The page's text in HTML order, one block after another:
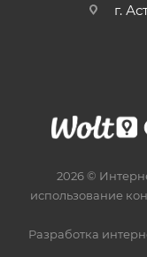
г.
2026 ©
использование
Разработка